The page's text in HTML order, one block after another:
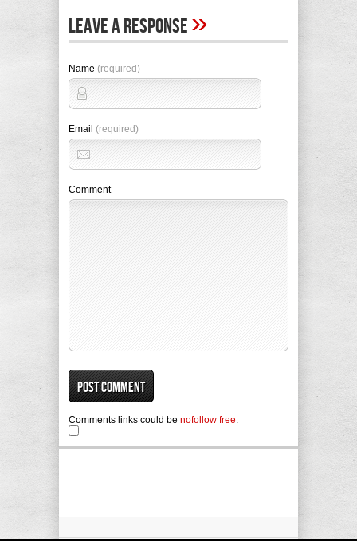
Leave A Response»
Name (required)
Email (required)
Comment
Comments links could be nofollow free.